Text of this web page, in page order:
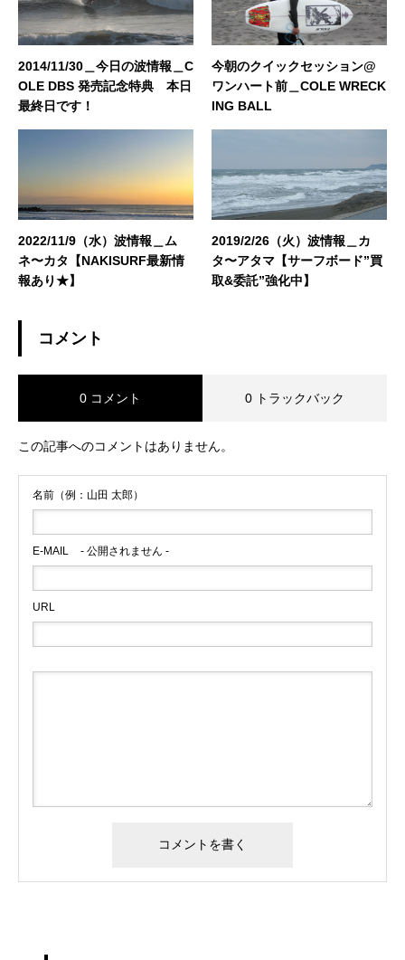
2014/11/30＿今日の波情報＿C
OLE DBS 発売記念特典 本日
最終日です！
今朝のクイックセッション@
ワンハート前＿COLE WRECK
ING BALL
2022/11/9（水）波情報＿ム
ネ〜カタ【NAKISURF最新情
報あり★】
2019/2/26（火）波情報＿カ
タ〜アタマ【サーフボード”買
取&委託”強化中】
コメント
0 コメント 0 トラックバック
この記事へのコメントはありません。
名前（例：山田 太郎）
E-MAIL - 公開されません -
URL